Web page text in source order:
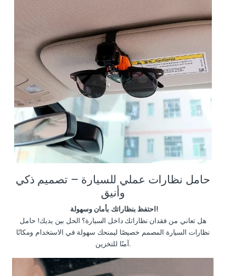
حامل نظارات عملي للسيارة – تصميم ذكي
وأنيق
احتفظ بنظاراتك بأمان وسهولة!
هل تعاني من فقدان نظاراتك داخل السيارة؟ الحل بين يديك! حامل
نظارات السيارة المصمم خصيصًا ليمنحك سهولة في الاستخدام ومكانًا
آمنًا للتخزين.